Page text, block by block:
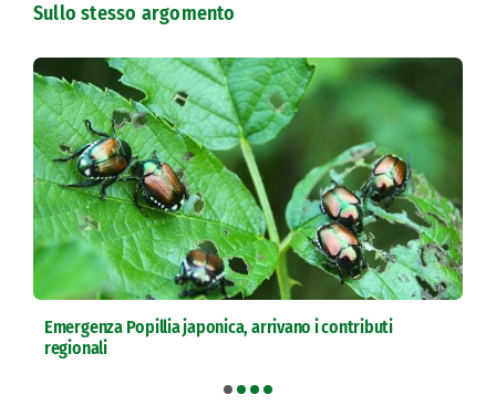
Sullo stesso argomento
Emergenza Popillia japonica, arrivano i contributi
regionali